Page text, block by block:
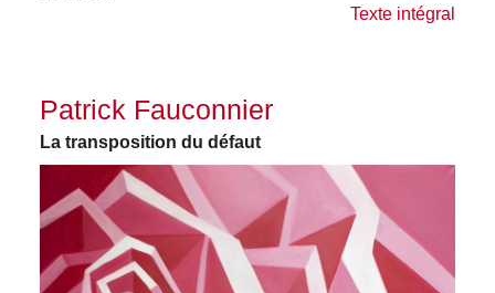
Texte intégral
Patrick Fauconnier
La transposition du défaut